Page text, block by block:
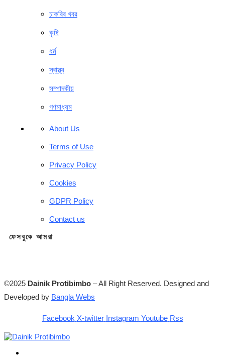
চাকরির খবর
কৃষি
ধর্ম
স্বাস্থ্য
সম্পাদকীয়
গণমাধ্যম
About Us
Terms of Use
Privacy Policy
Cookies
GDPR Policy
Contact us
ফেসবুকে আমরা
©2025 Dainik Protibimbo – All Right Reserved. Designed and
Developed by Bangla Webs
Facebook X-twitter Instagram Youtube Rss